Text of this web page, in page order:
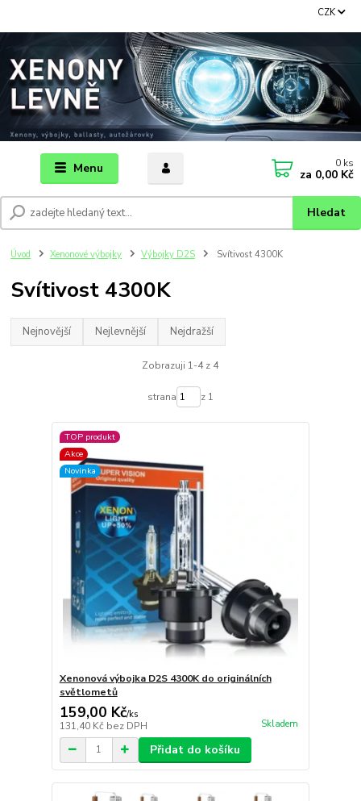
Menu
CZK
Hledat
0 ks
za 0,00 Kč
Úvod Xenonové výbojky Výbojky D2S Svítivost 4300K
Svítivost 4300K
Nejnovější Nejlevnější Nejdražší
Zobrazuji 1-4 z 4
strana z 1
TOP produkt
Akce
Novinka
Xenonová výbojka D2S 4300K do originálních
světlometů
159,00 Kč/ks
131,40 Kč bez DPH Skladem
Přidat do košíku